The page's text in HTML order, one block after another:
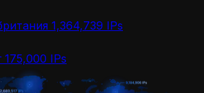
1,364,739 IPs
175,000 IPs